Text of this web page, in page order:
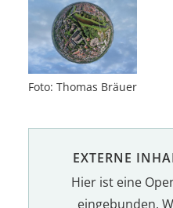
Foto: Thomas Bräuer
EXTERNE
Hier ist eine
eingebunden.